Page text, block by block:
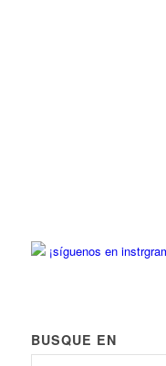
¡síguenos en
BUSQUE EN